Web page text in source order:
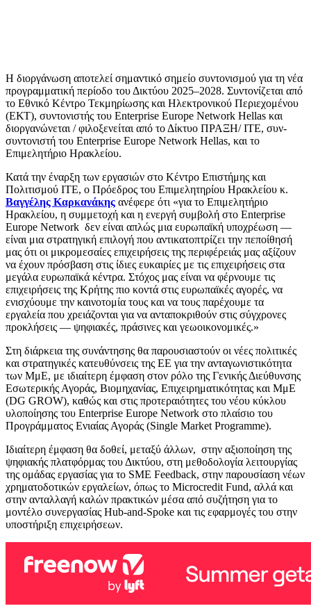
Η διοργάνωση αποτελεί σημαντικό σημείο συντονισμού για τη νέα
προγραμματική περίοδο του Δικτύου 2025–2028. Συντονίζεται από
το Εθνικό Κέντρο Τεκμηρίωσης και Ηλεκτρονικού Περιεχομένου
(ΕΚΤ), συντονιστής του Enterprise Europe Network Hellas και
διοργανώνεται / φιλοξενείται από το Δίκτυο ΠΡΑΞΗ/ ΙΤΕ, συν-
συντονιστή του Enterprise Europe Network Hellas, και το
Επιμελητήριο Ηρακλείου.
Κατά την έναρξη των εργασιών στο Κέντρο Επιστήμης και
Πολιτισμού ΙΤΕ, ο Πρόεδρος του Επιμελητηρίου Ηρακλείου κ.
Βαγγέλης Καρκανάκης ανέφερε ότι «για το Επιμελητήριο
Ηρακλείου, η συμμετοχή και η ενεργή συμβολή στο Enterprise
Europe Network δεν είναι απλώς μια ευρωπαϊκή υποχρέωση —
είναι μια στρατηγική επιλογή που αντικατοπτρίζει την πεποίθησή
μας ότι οι μικρομεσαίες επιχειρήσεις της περιφέρειάς μας αξίζουν
να έχουν πρόσβαση στις ίδιες ευκαιρίες με τις επιχειρήσεις στα
μεγάλα ευρωπαϊκά κέντρα. Στόχος μας είναι να φέρνουμε τις
επιχειρήσεις της Κρήτης πιο κοντά στις ευρωπαϊκές αγορές, να
ενισχύουμε την καινοτομία τους και να τους παρέχουμε τα
εργαλεία που χρειάζονται για να ανταποκριθούν στις σύγχρονες
προκλήσεις — ψηφιακές, πράσινες και γεωοικονομικές.»
Στη διάρκεια της συνάντησης θα παρουσιαστούν οι νέες πολιτικές
και στρατηγικές κατευθύνσεις της ΕΕ για την ανταγωνιστικότητα
των ΜμΕ, με ιδιαίτερη έμφαση στον ρόλο της Γενικής Διεύθυνσης
Εσωτερικής Αγοράς, Βιομηχανίας, Επιχειρηματικότητας και ΜμΕ
(DG GROW), καθώς και στις προτεραιότητες του νέου κύκλου
υλοποίησης του Enterprise Europe Network στο πλαίσιο του
Προγράμματος Ενιαίας Αγοράς (Single Market Programme).
Ιδιαίτερη έμφαση θα δοθεί, μεταξύ άλλων, στην αξιοποίηση της
ψηφιακής πλατφόρμας του Δικτύου, στη μεθοδολογία λειτουργίας
της ομάδας εργασίας για το SME Feedback, στην παρουσίαση νέων
χρηματοδοτικών εργαλείων, όπως το Microcredit Fund, αλλά και
στην ανταλλαγή καλών πρακτικών μέσα από συζήτηση για το
μοντέλο συνεργασίας Hub-and-Spoke και τις εφαρμογές του στην
υποστήριξη επιχειρήσεων.